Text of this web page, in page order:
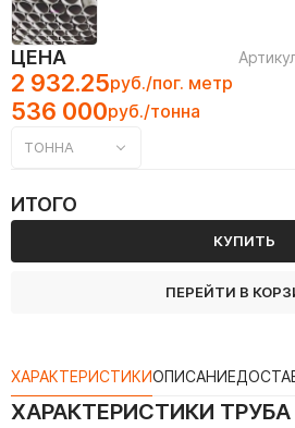
ЦЕНА
2 932.25руб./пог. метр
536 000руб./тонна
ТОННА
ИТОГО
КУПИТЬ
ПЕРЕЙТИ В
ХАРАКТЕРИСТИКИОПИСАНИЕ
ХАРАКТЕРИСТИКИ ТРУБА